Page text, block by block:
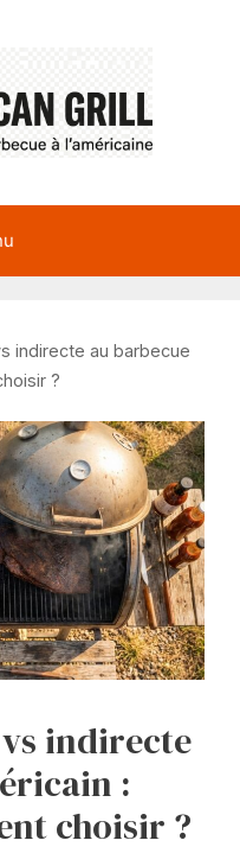
indirecte au barbecue
?
indirecte
:
choisir ?